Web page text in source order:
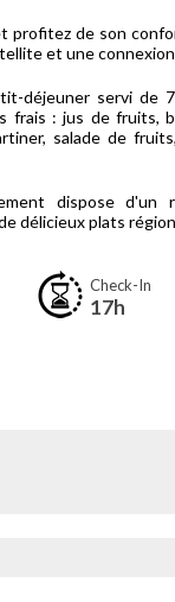
profitez de son
et une
déjeuner servi de
: jus de fruits,
salade de
dispose d'un
délicieux plats
Check-In
17h